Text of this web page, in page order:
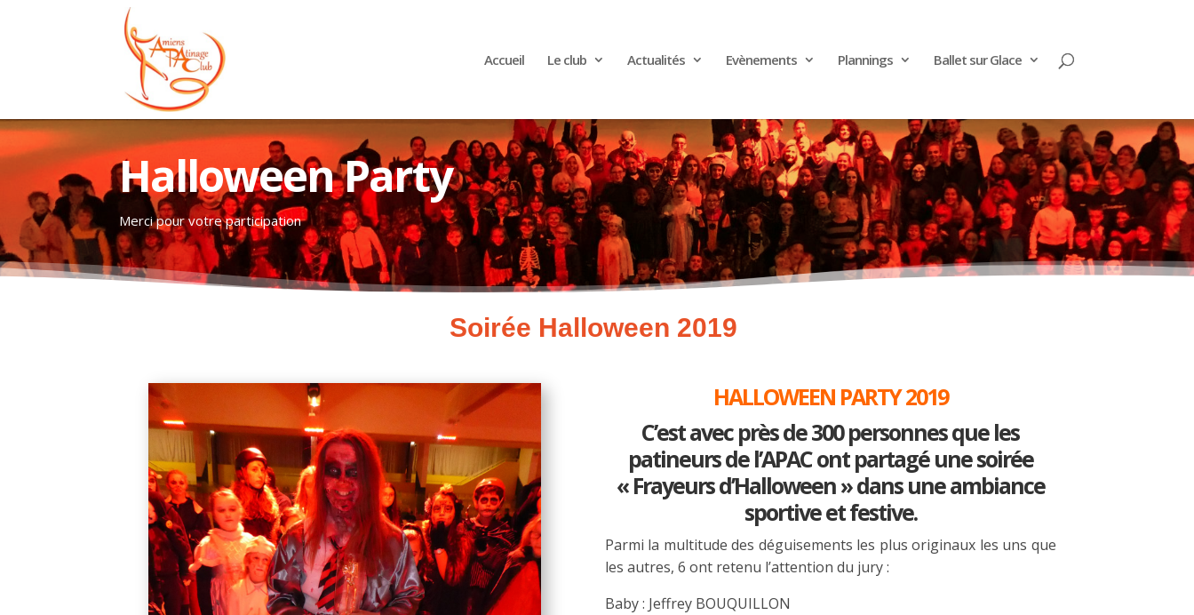
Accueil Le club Actualités Evènements Plannings Ballet sur Glace
Halloween Party
Merci pour votre participation
Soirée Halloween 2019
HALLOWEEN PARTY 2019
C’est avec près de 300 personnes que les
patineurs de l’APAC ont partagé une soirée
« Frayeurs d’Halloween » dans une ambiance
sportive et festive.
Parmi la multitude des déguisements les plus originaux les uns que
les autres, 6 ont retenu l’attention du jury :
Baby : Jeffrey BOUQUILLON